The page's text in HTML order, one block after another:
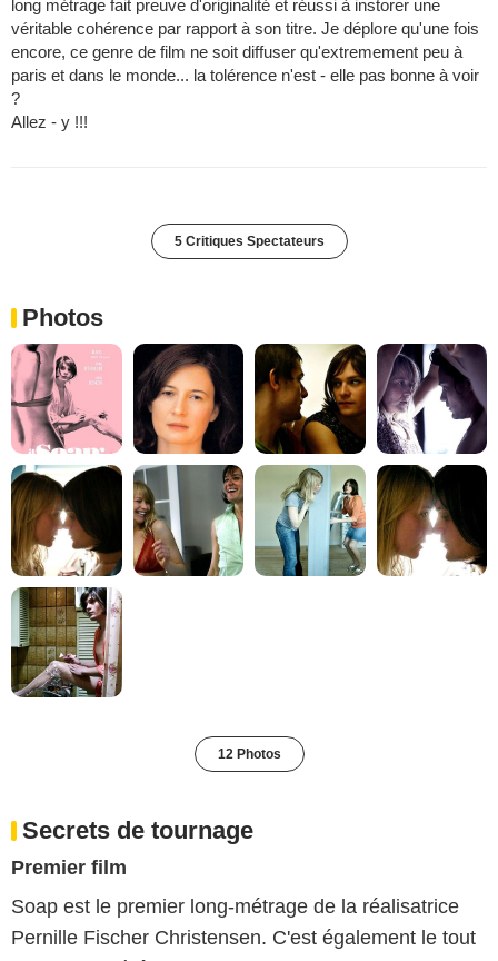
long métrage fait preuve d'originalité et réussi à instorer une
véritable cohérence par rapport à son titre. Je déplore qu'une fois
encore, ce genre de film ne soit diffuser qu'extremement peu à
paris et dans le monde... la tolérence n'est - elle pas bonne à voir
?
Allez - y !!!
5 Critiques Spectateurs
Photos
12 Photos
Secrets de tournage
Premier film
Soap est le premier long-métrage de la réalisatrice
Pernille Fischer Christensen. C'est également le tout